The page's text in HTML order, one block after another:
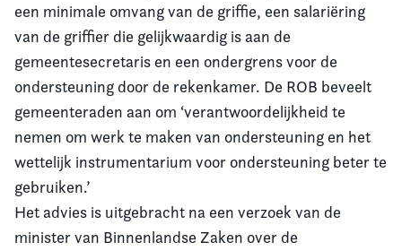
een minimale omvang van de griffie, een salariëring
van de griffier die gelijkwaardig is aan de
gemeentesecretaris en een ondergrens voor de
ondersteuning door de rekenkamer. De ROB beveelt
gemeenteraden aan om ‘verantwoordelijkheid te
nemen om werk te maken van ondersteuning en het
wettelijk instrumentarium voor ondersteuning beter te
gebruiken.’
Het advies is uitgebracht na een verzoek van de
minister van Binnenlandse Zaken over de